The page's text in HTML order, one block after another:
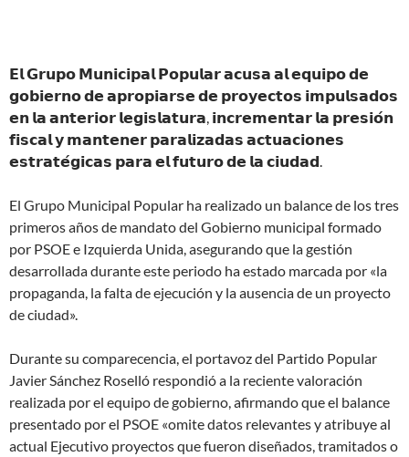
𝗘𝗹 𝗚𝗿𝘂𝗽𝗼 𝗠𝘂𝗻𝗶𝗰𝗶𝗽𝗮𝗹 𝗣𝗼𝗽𝘂𝗹𝗮𝗿 𝗮𝗰𝘂𝘀𝗮 𝗮𝗹 𝗲𝗾𝘂𝗶𝗽𝗼 𝗱𝗲
𝗴𝗼𝗯𝗶𝗲𝗿𝗻𝗼 𝗱𝗲 𝗮𝗽𝗿𝗼𝗽𝗶𝗮𝗿𝘀𝗲 𝗱𝗲 𝗽𝗿𝗼𝘆𝗲𝗰𝘁𝗼𝘀 𝗶𝗺𝗽𝘂𝗹𝘀𝗮𝗱𝗼𝘀
𝗲𝗻 𝗹𝗮 𝗮𝗻𝘁𝗲𝗿𝗶𝗼𝗿 𝗹𝗲𝗴𝗶𝘀𝗹𝗮𝘁𝘂𝗿𝗮, 𝗶𝗻𝗰𝗿𝗲𝗺𝗲𝗻𝘁𝗮𝗿 𝗹𝗮 𝗽𝗿𝗲𝘀𝗶𝗼́𝗻
𝗳𝗶𝘀𝗰𝗮𝗹 𝘆 𝗺𝗮𝗻𝘁𝗲𝗻𝗲𝗿 𝗽𝗮𝗿𝗮𝗹𝗶𝘇𝗮𝗱𝗮𝘀 𝗮𝗰𝘁𝘂𝗮𝗰𝗶𝗼𝗻𝗲𝘀
𝗲𝘀𝘁𝗿𝗮𝘁𝗲́𝗴𝗶𝗰𝗮𝘀 𝗽𝗮𝗿𝗮 𝗲𝗹 𝗳𝘂𝘁𝘂𝗿𝗼 𝗱𝗲 𝗹𝗮 𝗰𝗶𝘂𝗱𝗮𝗱.
El Grupo Municipal Popular ha realizado un balance de los tres
primeros años de mandato del Gobierno municipal formado
por PSOE e Izquierda Unida, asegurando que la gestión
desarrollada durante este periodo ha estado marcada por «la
propaganda, la falta de ejecución y la ausencia de un proyecto
de ciudad».
Durante su comparecencia, el portavoz del Partido Popular
Javier Sánchez Roselló respondió a la reciente valoración
realizada por el equipo de gobierno, afirmando que el balance
presentado por el PSOE «omite datos relevantes y atribuye al
actual Ejecutivo proyectos que fueron diseñados, tramitados o